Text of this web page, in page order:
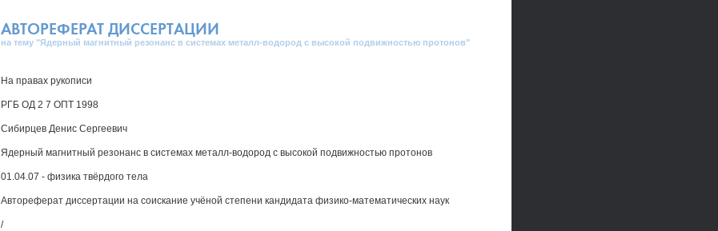
АВТОРЕФЕРАТ ДИССЕРТАЦИИ
на тему "Ядерный магнитный резонанс в системах металл-водород с высокой подвижностью протонов"
На правах рукописи
РГБ ОД 2 7 ОПТ 1998
Сибирцев Денис Сергеевич
Ядерный магнитный резонанс в системах металл-водород с высокой подвижностью протонов
01.04.07 - физика твёрдого тела
Автореферат диссертации на соискание учёной степени кандидата физико-математических наук
/